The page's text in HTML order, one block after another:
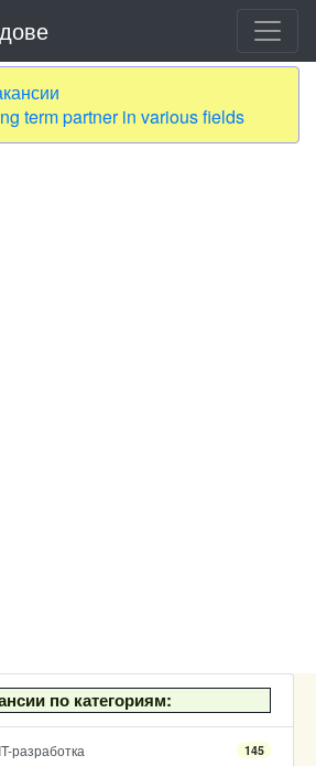
term partner in various fields
по категориям:
разработка 145